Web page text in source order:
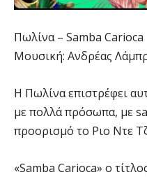
Πωλίνα – Samba Carioca
Μουσική: Ανδρέας
Η Πωλίνα επιστρέφει
με πολλά πρόσωπα, με
προορισμό το Ριο Ντε
«Samba Carioca» ο